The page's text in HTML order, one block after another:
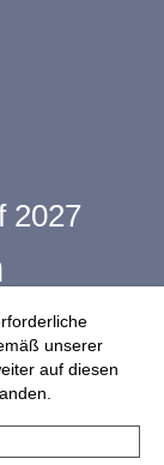
unserer
auf diesen
2027